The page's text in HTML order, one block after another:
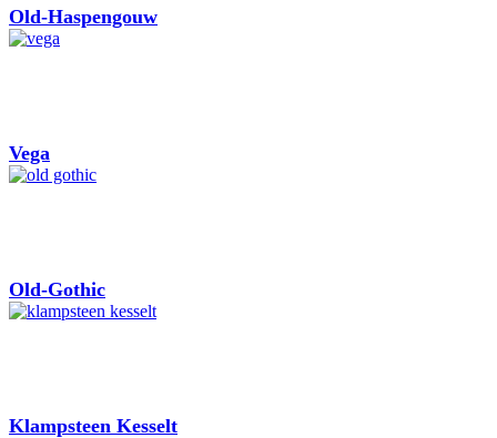
Old-Haspengouw
Vega
Old-Gothic
Klampsteen Kesselt